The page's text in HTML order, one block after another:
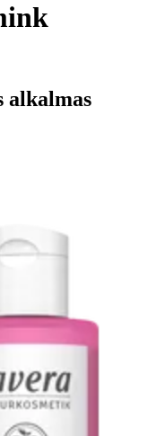
alkalmas